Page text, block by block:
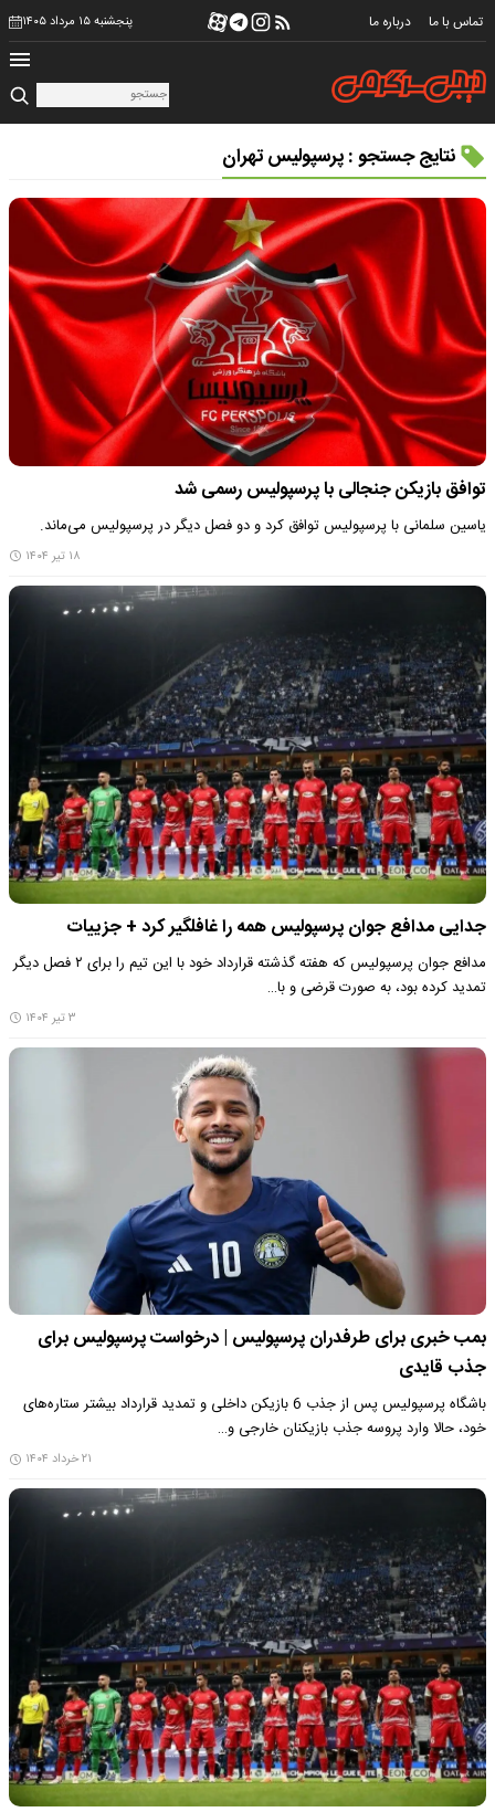
تماس با ما درباره ما پنجشنبه ۱۵ مرداد ۱۴۰۵
نتایج جستجو : پرسپولیس تهران
توافق بازیکن جنجالی با پرسپولیس رسمی شد
یاسین سلمانی با پرسپولیس توافق کرد و دو فصل دیگر در پرسپولیس می‌ماند.
۱۸ تیر ۱۴۰۴
جدایی مدافع جوان پرسپولیس همه را غافلگیر کرد + جزییات
مدافع جوان پرسپولیس که هفته گذشته‌ قرارداد خود با این تیم را برای ۲ فصل دیگر
تمدید کرده بود، به صورت قرضی و با…
۳ تیر ۱۴۰۴
بمب خبری برای طرفدران پرسپولیس | درخواست پرسپولیس برای
جذب قایدی
باشگاه پرسپولیس پس از جذب 6 بازیکن داخلی و تمدید قرارداد بیشتر ستاره‌های
خود، حالا وارد پروسه جذب بازیکنان خارجی و…
۲۱ خرداد ۱۴۰۴